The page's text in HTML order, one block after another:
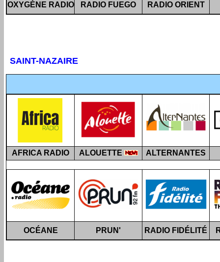
OXYGÈNE RADIO RADIO FUEGO RADIO ORIENT
SAINT-NAZAIRE
AFRICA RADIO ALOUETTE ALTERNANTES
OCÉANE PRUN' RADIO FIDÉLITÉ